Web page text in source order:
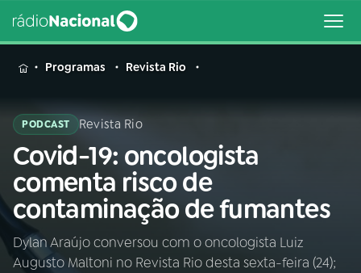
MENU
Buscar
na
Rádio
Nacional
Buscar
AO VIVO
Programas Revista Rio
PODCAST Revista Rio
Covid-19: oncologista
comenta risco de
contaminação de fumantes
Dylan Araújo conversou com o oncologista Luiz
Augusto Maltoni no Revista Rio desta sexta-feira (24);